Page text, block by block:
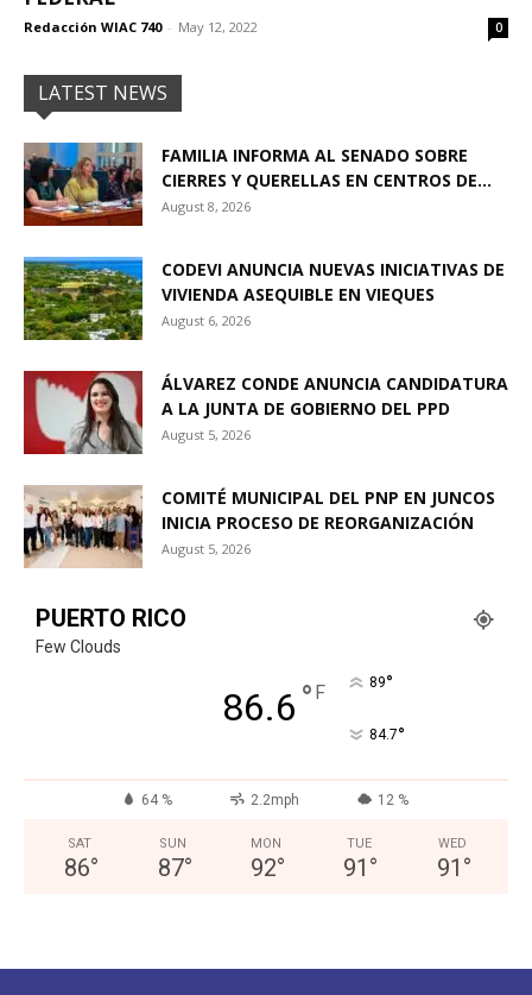
Redacción WIAC 740 - May 12, 2022 0
LATEST NEWS
FAMILIA INFORMA AL SENADO SOBRE
CIERRES Y QUERELLAS EN CENTROS DE...
August 8, 2026
CODEVI ANUNCIA NUEVAS INICIATIVAS DE
VIVIENDA ASEQUIBLE EN VIEQUES
August 6, 2026
ÁLVAREZ CONDE ANUNCIA CANDIDATURA
A LA JUNTA DE GOBIERNO DEL PPD
August 5, 2026
COMITÉ MUNICIPAL DEL PNP EN JUNCOS
INICIA PROCESO DE REORGANIZACIÓN
August 5, 2026
PUERTO RICO
Few Clouds
86.6 ° F 89°
84.7°
64 % 2.2mph 12 %
SAT
86°
SUN
87°
MON
92°
TUE
91 °
WED
91 °